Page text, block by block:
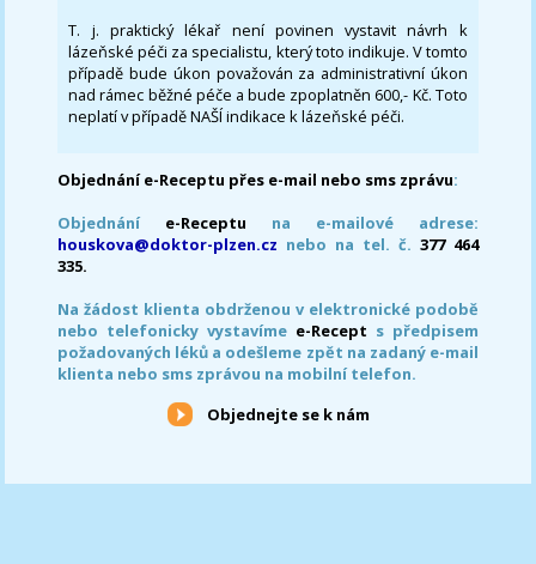
T. j. praktický lékař není povinen vystavit návrh k
lázeňské péči za specialistu, který toto indikuje. V tomto
případě bude úkon považován za administrativní úkon
nad rámec běžné péče a bude zpoplatněn 600,- Kč. Toto
neplatí v případě NAŠÍ indikace k lázeňské péči.
Objednání e-Receptu přes e-mail nebo sms zprávu:
Objednání e-Receptu na e-mailové adrese:
houskova@doktor-plzen.cz nebo na tel. č. 377 464
335.
Na žádost klienta obdrženou v elektronické podobě
nebo telefonicky vystavíme e-Recept s předpisem
požadovaných léků a odešleme zpět na zadaný e-mail
klienta nebo sms zprávou na mobilní telefon.
Objednejte se k nám